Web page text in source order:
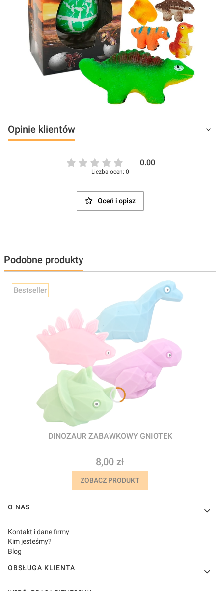
Opinie klientów
0.00
Liczba ocen: 0
Oceń i opisz
Podobne produkty
Bestseller
DINOZAUR ZABAWKOWY GNIOTEK
Cena
8,00 zł
ZOBACZ PRODUKT
Linki w stopce
O NAS
Kontakt i dane firmy
Kim jesteśmy?
Blog
OBSŁUGA KLIENTA